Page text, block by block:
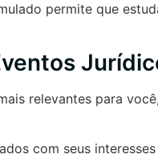
permite que
relevantes para você,
com seus